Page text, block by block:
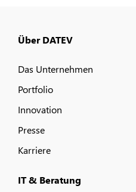
Über DATEV
Das Unternehmen
Portfolio
Innovation
Presse
Karriere
IT & Beratung